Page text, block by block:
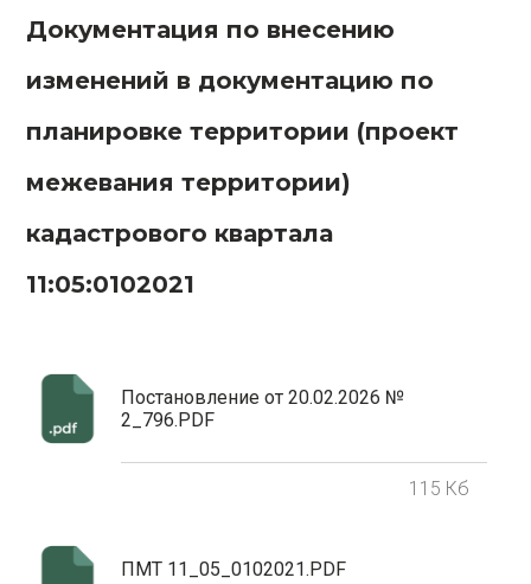
Документация по внесению
изменений в документацию по
планировке территории (проект
межевания территории)
кадастрового квартала
11:05:0102021
Постановление от 20.02.2026 №
2_796.PDF
115 Кб
ПМТ 11_05_0102021.PDF